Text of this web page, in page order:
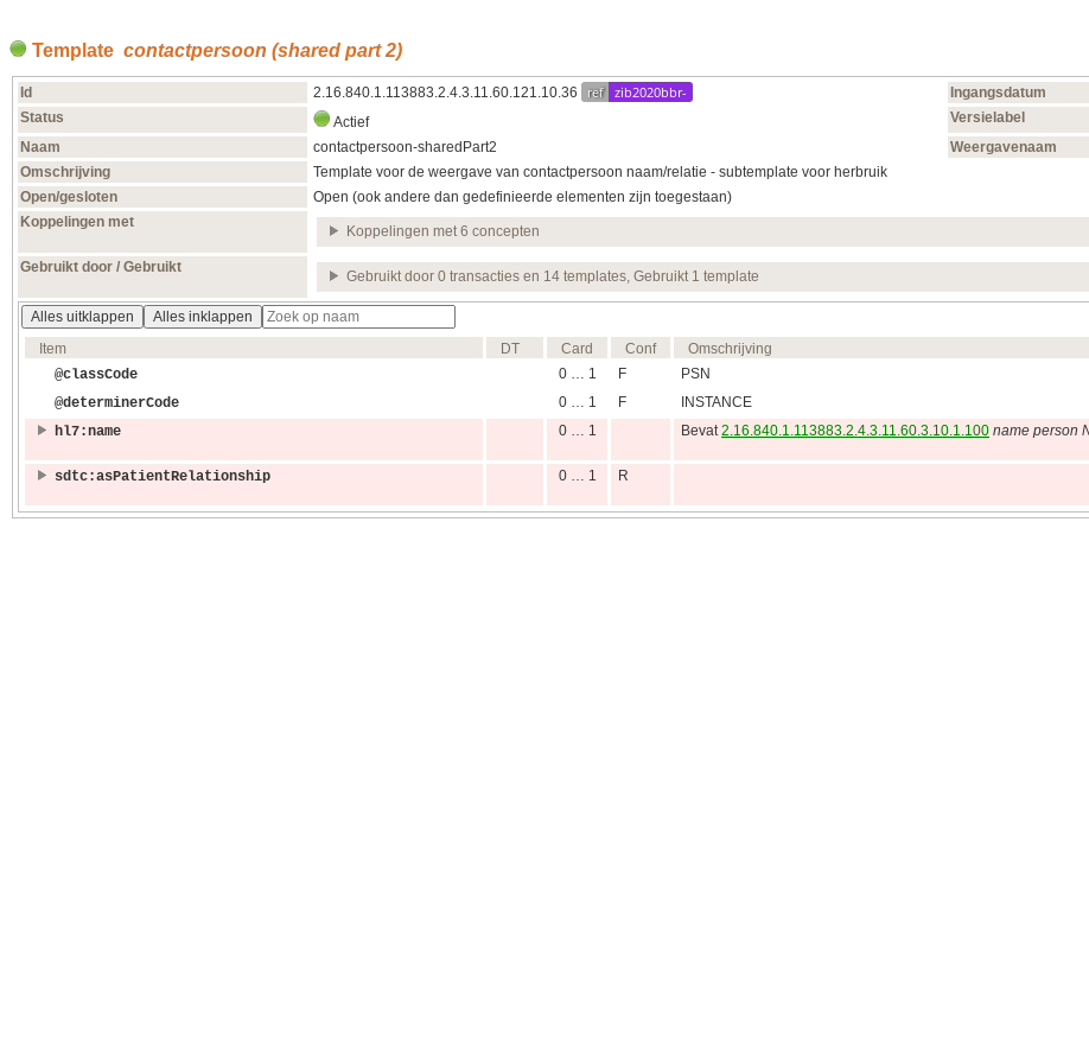
Template contactpersoon (shared part 2)
Id 2.16.840.1.113883.2.4.3.11.60.121.10.36 ref zib2020bbr- Ingangsdatum
Status
Actief
Versielabel
Naam
contactpersoon-sharedPart2 Weergavenaam
Omschrijving
Template voor de weergave van contactpersoon naam/relatie - subtemplate voor herbruik
Open/gesloten
Open (ook andere dan gedefinieerde elementen zijn toegestaan)
Koppelingen met
Koppelingen met 6 concepten
Gebruikt door / Gebruikt
Gebruikt door 0 transacties en 14 templates, Gebruikt 1 template
Alles uitklappen
Alles inklappen
Item
DT Card Conf Omschrijving
@classCode
0 … 1 F
PSN
@determinerCode
0 … 1 F
INSTANCE
hl7:name
0 … 1 Bevat2.16.840.1.113883.2.4.3.11.60.3.10.1.100 name person
sdtc:asPatientRelationship
0 … 1 R